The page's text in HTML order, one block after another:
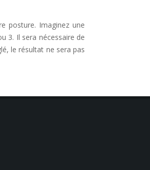
posture. Imaginez une
3. Il sera nécessaire de
le résultat ne sera pas